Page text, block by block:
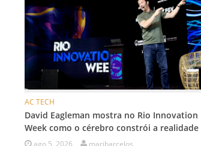
AC TECH
David Eagleman mostra no Rio Innovation
Week como o cérebro constrói a realidade
ago 5, 2026 maribarcelos